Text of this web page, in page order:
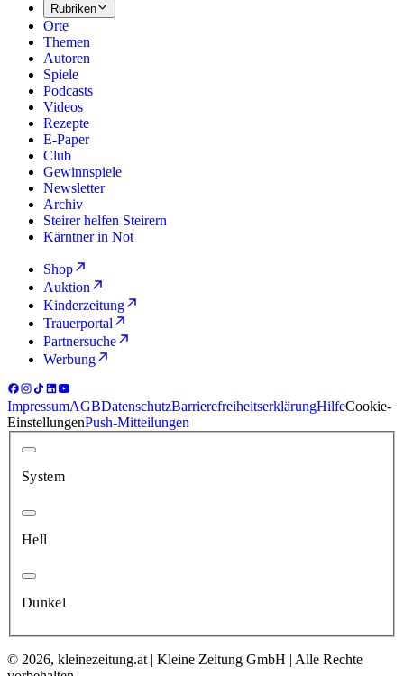
Rubriken
Orte
Themen
Autoren
Spiele
Podcasts
Videos
Rezepte
E-Paper
Club
Gewinnspiele
Newsletter
Archiv
Steirer helfen Steirern
Kärntner in Not
Shop
Auktion
Kinderzeitung
Trauerportal
Partnersuche
Werbung
ImpressumAGBDatenschutzBarrierefreiheitserklärungHilfeCookie-
EinstellungenPush-Mitteilungen
System
Hell
Dunkel
© 2026, kleinezeitung.at | Kleine Zeitung GmbH | Alle Rechte